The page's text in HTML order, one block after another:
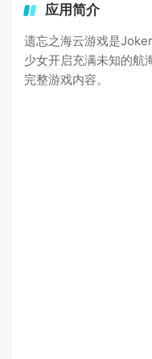
应用简介
遗忘之海云游戏是
少女开启充满未知的航
完整游戏内容。